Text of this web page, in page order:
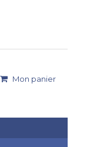
Mon panier